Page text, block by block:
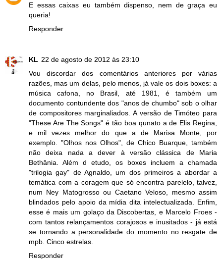
E essas caixas eu também dispenso, nem de graça eu
queria!
Responder
KL 22 de agosto de 2012 às 23:10
Vou discordar dos comentários anteriores por várias
razões, mas um delas, pelo menos, já vale os dois boxes: a
música cafona, no Brasil, até 1981, é também um
documento contundente dos "anos de chumbo" sob o olhar
de compositores marginaliados. A versão de Timóteo para
"These Are The Songs" é tão boa qunato a de Elis Regina,
e mil vezes melhor do que a de Marisa Monte, por
exemplo. "Olhos nos Olhos", de Chico Buarque, também
não deixa nada a dever à versão clássica de Maria
Bethânia. Além d etudo, os boxes incluem a chamada
"trilogia gay" de Agnaldo, um dos primeiros a abordar a
temática com a coragem que só encontra parelelo, talvez,
num Ney Matogrosso ou Caetano Veloso, mesmo assim
blindados pelo apoio da mídia dita intelectualizada. Enfim,
esse é mais um golaço da Discobertas, e Marcelo Froes -
com tantos relançamentos corajosos e inusitados - já está
se tornando a personalidade do momento no resgate de
mpb. Cinco estrelas.
Responder